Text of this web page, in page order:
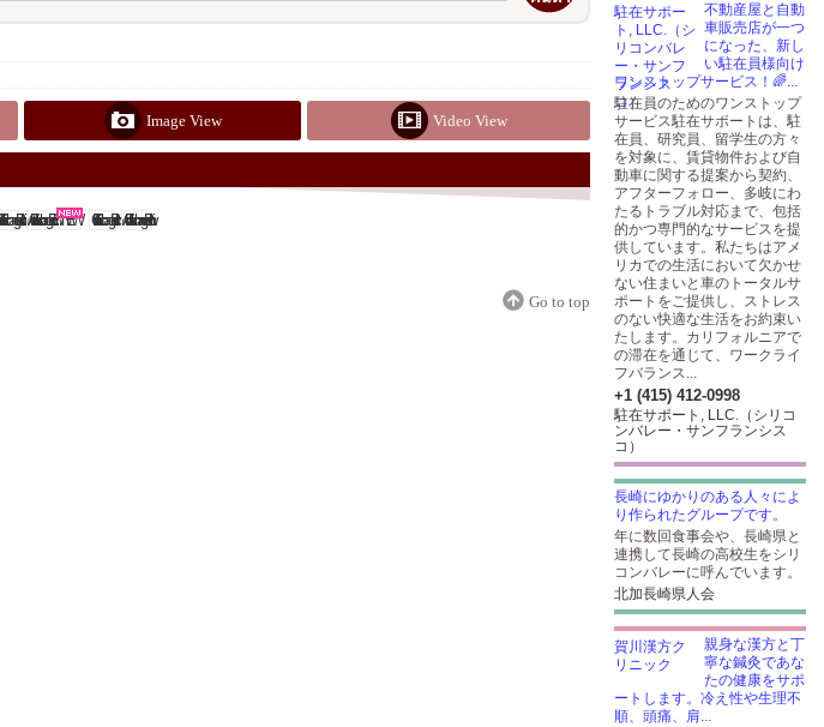
Image View Video View
Go to top
不動産屋と自動
車販売店が一つ
になった、新し
い駐在員様向け
ワンストップサービス！🌈...
駐在員のためのワンストップ
サービス駐在サポートは、駐
在員、研究員、留学生の方々
を対象に、賃貸物件および自
動車に関する提案から契約、
アフターフォロー、多岐にわ
たるトラブル対応まで、包括
的かつ専門的なサービスを提
供しています。私たちはアメ
リカでの生活において欠かせ
ない住まいと車のトータルサ
ポートをご提供し、ストレス
のない快適な生活をお約束い
たします。カリフォルニアで
の滞在を通じて、ワークライ
フバランス...
+1 (415) 412-0998
駐在サポート, LLC.（シリコ
ンバレー・サンフランシス
コ）
長崎にゆかりのある人々によ
り作られたグループです。
年に数回食事会や、長崎県と
連携して長崎の高校生をシリ
コンバレーに呼んでいます。
北加長崎県人会
親身な漢方と丁
寧な鍼灸であな
たの健康をサポ
ートします。冷え性や生理不
順、頭痛、肩...